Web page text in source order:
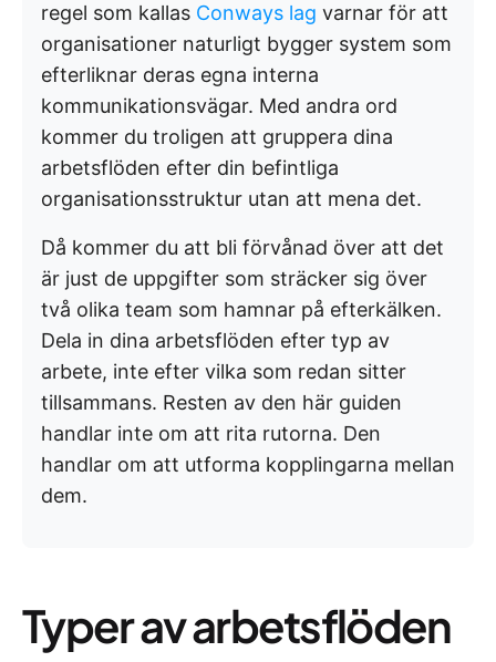
regel som kallas Conways lag varnar för att
organisationer naturligt bygger system som
efterliknar deras egna interna
kommunikationsvägar. Med andra ord
kommer du troligen att gruppera dina
arbetsflöden efter din befintliga
organisationsstruktur utan att mena det.
Då kommer du att bli förvånad över att det
är just de uppgifter som sträcker sig över
två olika team som hamnar på efterkälken.
Dela in dina arbetsflöden efter typ av
arbete, inte efter vilka som redan sitter
tillsammans. Resten av den här guiden
handlar inte om att rita rutorna. Den
handlar om att utforma kopplingarna mellan
dem.
Typer av arbetsflöden